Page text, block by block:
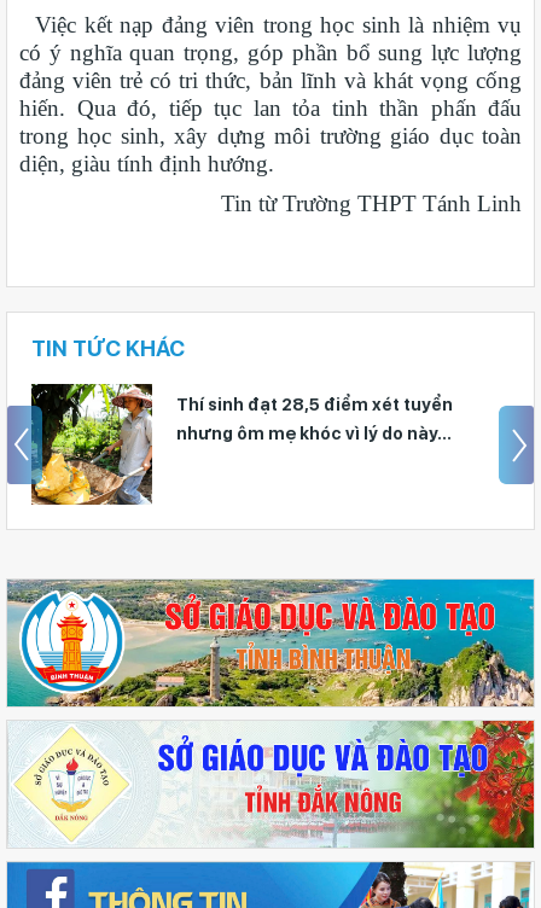
Việc kết nạp đảng viên trong học sinh là nhiệm vụ
có ý nghĩa quan trọng, góp phần bổ sung lực lượng
đảng viên trẻ có tri thức, bản lĩnh và khát vọng cống
hiến. Qua đó, tiếp tục lan tỏa tinh thần phấn đấu
trong học sinh, xây dựng môi trường giáo dục toàn
diện, giàu tính định hướng.
Tin từ Trường THPT Tánh Linh
TIN TỨC KHÁC
Thí sinh đạt 28,5 điểm xét tuyển
nhưng ôm mẹ khóc vì lý do này...